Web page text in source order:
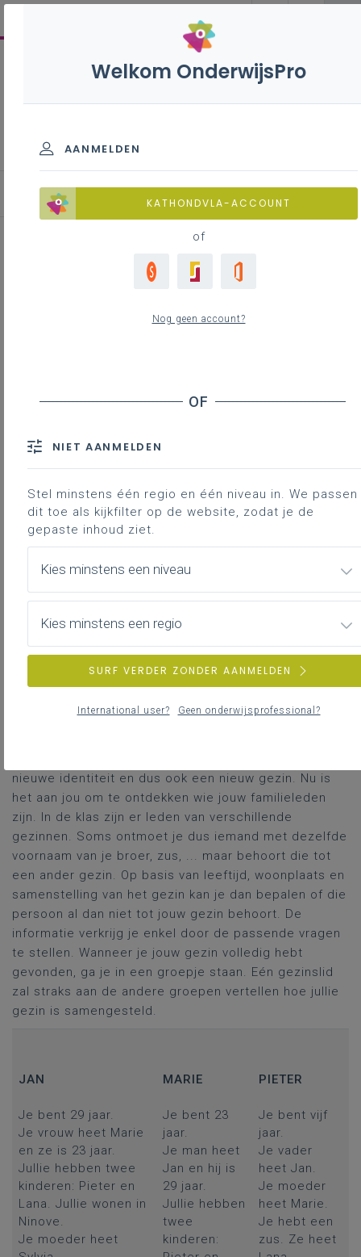
Lesidee: doelgerichte
Opdracht 1: Zoek je familie
Downloads
Hoe realiseer je doelgerichte mondelinge
interactie op een beginnersniveau? In
deze lessuggestie vind je twee
inspirerende voorbeelden.
Opdracht 1: Zoek je familie
nieuwe identiteit en dus ook een nieuw gezin. Nu is
het aan jou om te ontdekken wie jouw familieleden
zijn. In de klas zijn er leden van verschillende
gezinnen. Soms ontmoet je dus iemand met dezelfde
voornaam van je broer, zus, ... maar behoort die tot
een ander gezin. Op basis van leeftijd, woonplaats en
samenstelling van het gezin kan je dan bepalen of die
persoon al dan niet tot jouw gezin behoort. De
informatie verkrijg je enkel door de passende vragen
te stellen. Wanneer je jouw gezin volledig hebt
gevonden, ga je in een groepje staan. Eén gezinslid
zal straks aan de andere groepen vertellen hoe jullie
gezin is samengesteld.
JAN
Je bent 29 jaar.
Je vrouw heet Marie
en ze is 23 jaar.
Jullie hebben twee
kinderen: Pieter en
Lana. Jullie wonen in
Ninove.
Je moeder heet
MARIE
Je bent 23
jaar.
Je man heet
Jan en hij is
29 jaar.
Jullie hebben
twee
kinderen:
PIETER
Je bent vijf
jaar.
Je vader
heet Jan.
Je moeder
heet Marie.
Je hebt een
zus. Ze heet
Welkom OnderwijsPro
AANMELDEN
KATHONDVLA-ACCOUNT
of
Nog geen account?
NIET AANMELDEN
Stel minstens één regio en één niveau in. We passen
dit toe als kijkfilter op de website, zodat je de
gepaste inhoud ziet.
Kies minstens een niveau
Kies minstens een regio
SURF VERDER ZONDER AANMELDEN
International user? Geen onderwijsprofessional?